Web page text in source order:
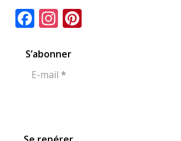
Facebook
Instagram
S’abonner
E-mail *